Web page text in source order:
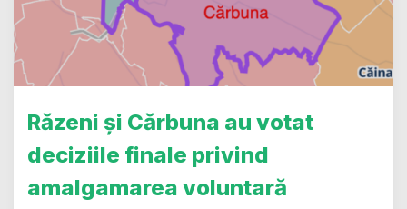
Răzeni și Cărbuna au votat
deciziile finale privind
amalgamarea voluntară